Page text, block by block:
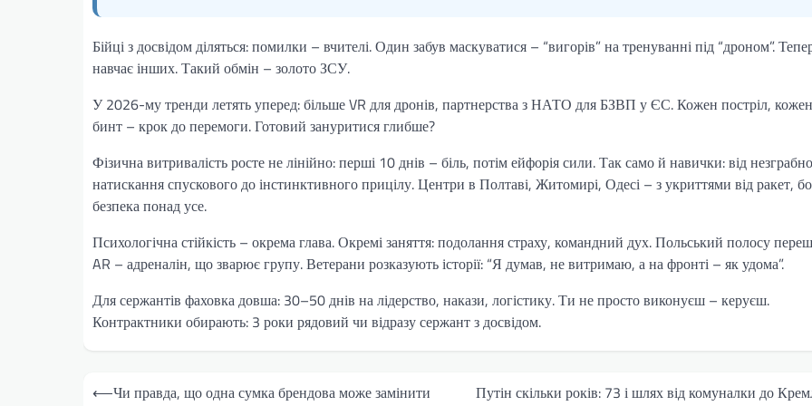
Бійці з досвідом діляться: помилки – вчителі. Один забув маскуватися – “вигорів” на тренуванні під “дроном”.
навчає інших. Такий обмін – золото ЗСУ.
У 2026-му тренди летять уперед: більше VR для дронів, партнерства з НАТО для БЗВП у ЄС. Кожен постріл, кожен
бинт – крок до перемоги. Готовий зануритися глибше?
Фізична витривалість росте не лінійно: перші 10 днів – біль, потім ейфорія сили. Так само й навички: від
натискання спускового до інстинктивного прицілу. Центри в Полтаві, Житомирі, Одесі – з укриттями від ракет, бо
безпека понад усе.
Психологічна стійкість – окрема глава. Окремі заняття: подолання страху, командний дух. Польський полосу
AR – адреналін, що зварює групу. Ветерани розказують історії: “Я думав, не витримаю, а на фронті – як удома”.
Для сержантів фаховка довша: 30–50 днів на лідерство, накази, логістику. Ти не просто виконуєш – керуєш.
Контрактники обирають: 3 роки рядовий чи відразу сержант з досвідом.
Навігація
⟵Чи правда, що одна сумка брендова може замінити
Путін скільки років: 73 і шлях від комуналки до